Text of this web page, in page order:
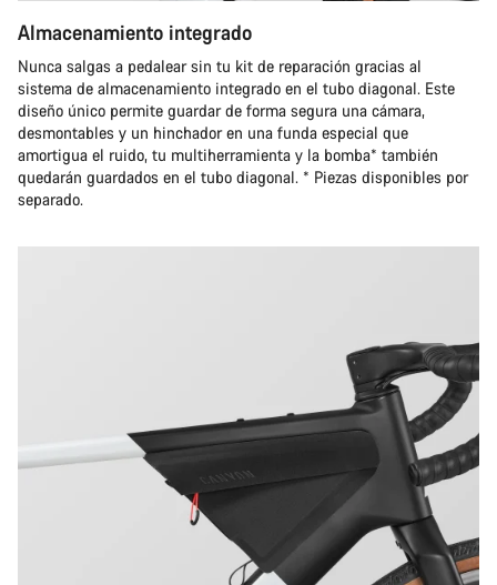
Almacenamiento integrado
Nunca salgas a pedalear sin tu kit de reparación gracias al
sistema de almacenamiento integrado en el tubo diagonal. Este
diseño único permite guardar de forma segura una cámara,
desmontables y un hinchador en una funda especial que
amortigua el ruido, tu multiherramienta y la bomba* también
quedarán guardados en el tubo diagonal. * Piezas disponibles por
separado.